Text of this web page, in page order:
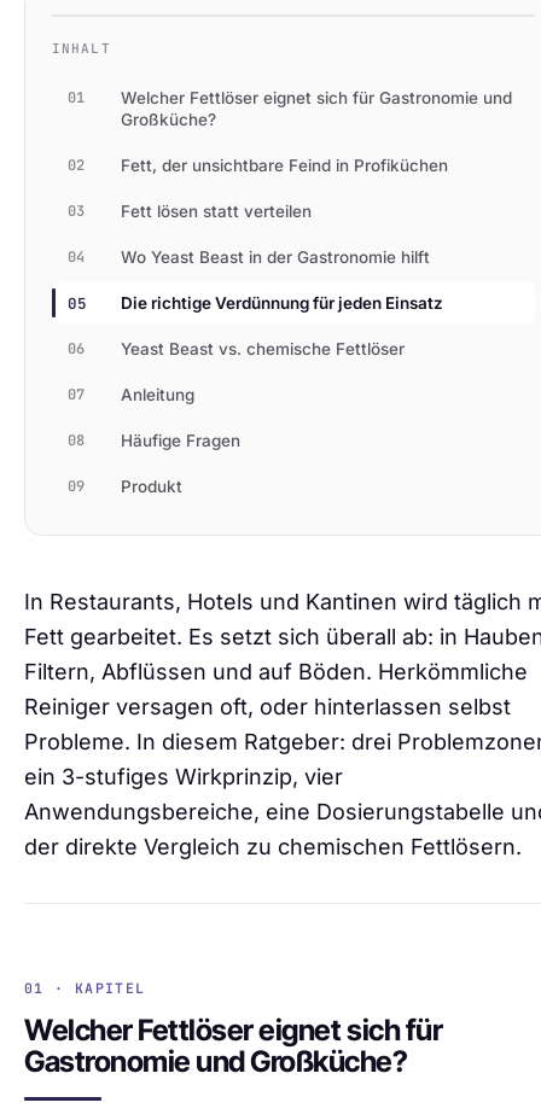
INHALT
01
Welcher Fettlöser eignet sich für Gastronomie und
Großküche?
02 Fett, der unsichtbare Feind in Profiküchen
03 Fett lösen statt verteilen
04 Wo Yeast Beast in der Gastronomie hilft
05 Die richtige Verdünnung für jeden Einsatz
06 Yeast Beast vs. chemische Fettlöser
07 Anleitung
08 Häufige Fragen
09 Produkt
In Restaurants, Hotels und Kantinen wird täglich
Fett gearbeitet. Es setzt sich überall ab: in
Filtern, Abflüssen und auf Böden. Herkömmliche
Reiniger versagen oft, oder hinterlassen selbst
Probleme. In diesem Ratgeber: drei
ein 3-stufiges Wirkprinzip, vier
Anwendungsbereiche, eine Dosierungstabelle
der direkte Vergleich zu chemischen Fettlösern.
01 · KAPITEL
Welcher Fettlöser eignet sich für
Gastronomie und Großküche?